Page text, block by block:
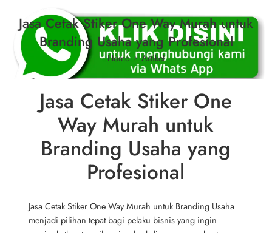
Jasa Cetak Stiker One Way Murah untuk
Branding Usaha yang Profesional
Home Artikel
Jasa Cetak Stiker One
Way Murah untuk
Branding Usaha yang
Profesional
Jasa Cetak Stiker One Way Murah untuk Branding Usaha
menjadi pilihan tepat bagi pelaku bisnis yang ingin